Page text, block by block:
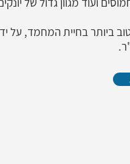
ביותר בחיית המחמד, על